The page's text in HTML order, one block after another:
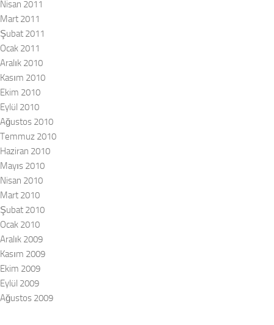
Nisan 2011
Mart 2011
Şubat 2011
Ocak 2011
Aralık 2010
Kasım 2010
Ekim 2010
Eylül 2010
Ağustos 2010
Temmuz 2010
Haziran 2010
Mayıs 2010
Nisan 2010
Mart 2010
Şubat 2010
Ocak 2010
Aralık 2009
Kasım 2009
Ekim 2009
Eylül 2009
Ağustos 2009